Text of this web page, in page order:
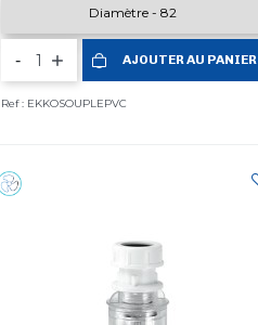
- AJOUTER AU PANIER
Ref : EKKOSOUPLEPVC